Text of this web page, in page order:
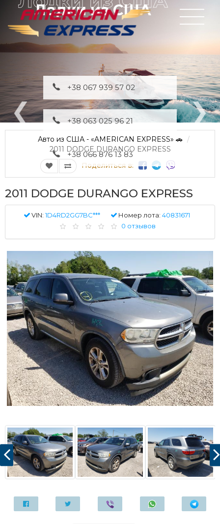
Лодки из США
+38 067 939 57 02
+38 063 025 96 21
+38 066 876 13 83
Авто из США - «AMERICAN EXPRESS» 🚗
2011 DODGE DURANGO EXPRESS
Поделиться в:
2011 DODGE DURANGO EXPRESS
VIN:1D4RD2GG7BC*** Номер лота: 40831671
0 отзывов